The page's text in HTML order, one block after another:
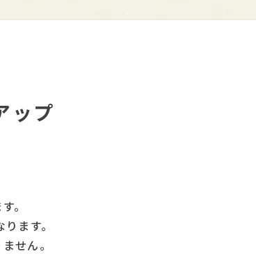
ップ
。
ます。
せん。